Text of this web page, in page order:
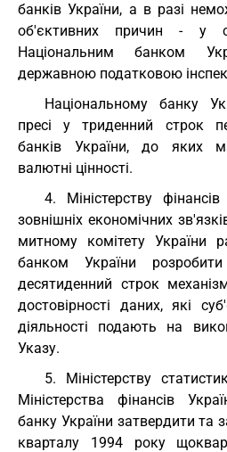
банків України, а в разі
об'єктивних причин - у
Національним банком
державною податковою
Національному банку
пресі у триденний строк
банків України, до яких
валютні цінності.
4. Міністерству
зовнішніх економічних
митному комітету України
банком України
десятиденний строк
достовірності даних, які
діяльності подають на
Указу.
5. Міністерству
Міністерства фінансів
банку України затвердити та
кварталу 1994 року